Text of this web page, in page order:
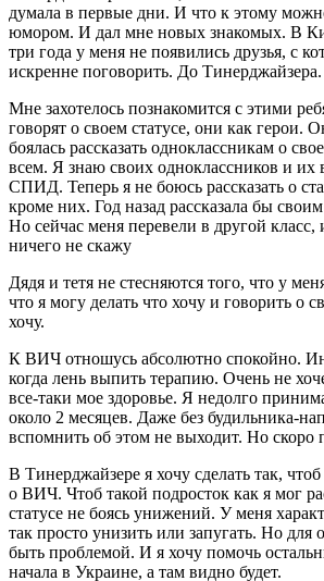
думала в первые дни. И что к этому
юмором. И дал мне новых знакомых. В
три года у меня не появились друзья, с
искренне поговорить. До Тинерджайзера.
Мне захотелось познакомится с этими
говорят о своем статусе, они как герои.
боялась рассказать одноклассникам о
всем. Я знаю своих одноклассников и
СПИД. Теперь я не боюсь рассказать о
кроме них. Год назад рассказала бы
Но сейчас меня перевели в другой класс,
ничего не скажу
Дядя и тетя не стесняются того, что у
что я могу делать что хочу и говорить о
хочу.
К ВИЧ отношусь абсолютно спокойно.
когда лень выпить терапию. Очень не
все-таки мое здоровье. Я недолго
около 2 месяцев. Даже без будильника-
вспомнить об этом не выходит. Но скоро
В Тинерджайзере я хочу сделать так,
о ВИЧ. Чтоб такой подросток как я мог
статусе не боясь унижений. У меня
так просто унизить или запугать. Но для
быть проблемой. И я хочу помочь
начала в Украине, а там видно будет.